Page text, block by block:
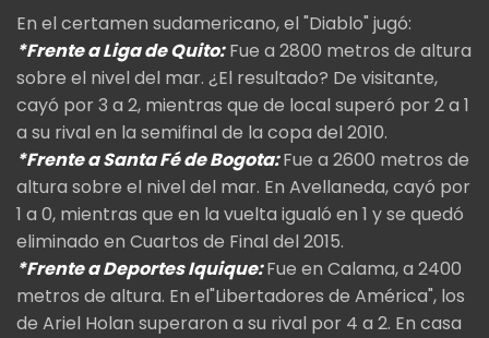
En el certamen sudamericano, el "Diablo" jugó:
*Frente a Liga de Quito:Fue a 2800 metros de altura
sobre el nivel del mar. ¿El resultado? De visitante,
cayó por 3 a 2, mientras que de local superó por 2 a 1
a su rival en la semifinal de la copa del 2010.
*Frente a Santa Fé de Bogota:Fue a 2600 metros de
altura sobre el nivel del mar. En Avellaneda, cayó por
1 a 0, mientras que en la vuelta igualó en 1 y se quedó
eliminado en Cuartos de Final del 2015.
*Frente a Deportes Iquique:Fue en Calama, a 2400
metros de altura. En el"Libertadores de América", los
de Ariel Holan superaron a su rival por 4 a 2. En casa